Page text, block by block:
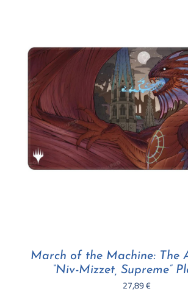
March of the Machine: The
“Niv-Mizzet, Supreme”
27,89€